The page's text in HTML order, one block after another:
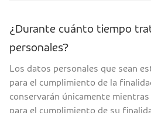
¿Durante cuánto tiempo
personales?
Los datos personales que sean
para el cumplimiento de la
conservarán únicamente
para el cumplimiento de su